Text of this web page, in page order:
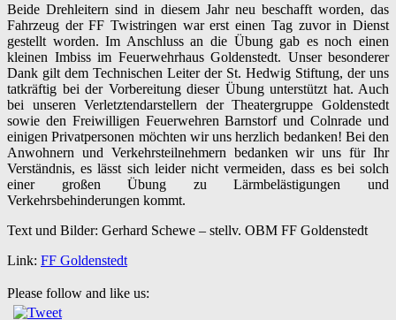
Beide Drehleitern sind in diesem Jahr neu beschafft worden, das
Fahrzeug der FF Twistringen war erst einen Tag zuvor in Dienst
gestellt worden. Im Anschluss an die Übung gab es noch einen
kleinen Imbiss im Feuerwehrhaus Goldenstedt. Unser besonderer
Dank gilt dem Technischen Leiter der St. Hedwig Stiftung, der uns
tatkräftig bei der Vorbereitung dieser Übung unterstützt hat. Auch
bei unseren Verletztendarstellern der Theatergruppe Goldenstedt
sowie den Freiwilligen Feuerwehren Barnstorf und Colnrade und
einigen Privatpersonen möchten wir uns herzlich bedanken! Bei den
Anwohnern und Verkehrsteilnehmern bedanken wir uns für Ihr
Verständnis, es lässt sich leider nicht vermeiden, dass es bei solch
einer großen Übung zu Lärmbelästigungen und
Verkehrsbehinderungen kommt.
Text und Bilder: Gerhard Schewe – stellv. OBM FF Goldenstedt
Link: FF Goldenstedt
Please follow and like us: